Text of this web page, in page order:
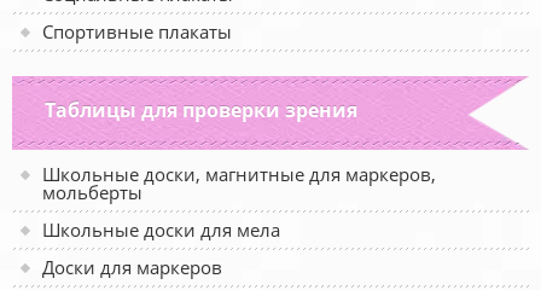
Спортивные плакаты
Таблицы для проверки зрения
Школьные доски, магнитные для маркеров,
мольберты
Школьные доски для мела
Доски для маркеров